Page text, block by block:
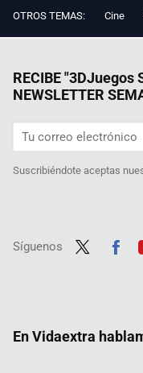
OTROS TEMAS: Cine
RECIBE "3DJuegos
NEWSLETTER
Suscribiéndote aceptas
Síguenos
En Vidaextra